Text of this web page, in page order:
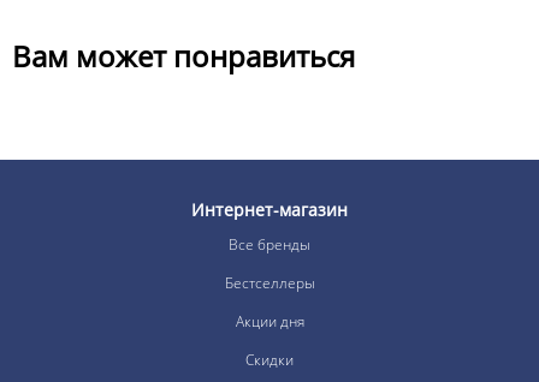
Вам может понравиться
Интернет-магазин
Все бренды
Бестселлеры
Акции дня
Скидки